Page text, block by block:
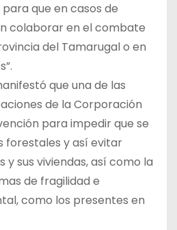
que en casos de
colaborar en el combate
del Tamarugal o en
que una de las
de la Corporación
para impedir que se
forestales y así evitar
y sus viviendas, así como la
de fragilidad e
como los presentes en